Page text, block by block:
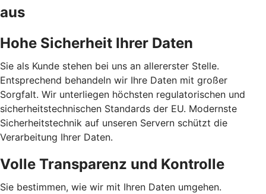
aus
Hohe Sicherheit Ihrer Daten
Sie als Kunde stehen bei uns an allererster Stelle.
Entsprechend behandeln wir Ihre Daten mit großer
Sorgfalt. Wir unterliegen höchsten regulatorischen und
sicherheitstechnischen Standards der EU. Modernste
Sicherheitstechnik auf unseren Servern schützt die
Verarbeitung Ihrer Daten.
Volle Transparenz und Kontrolle
Sie bestimmen, wie wir mit Ihren Daten umgehen.